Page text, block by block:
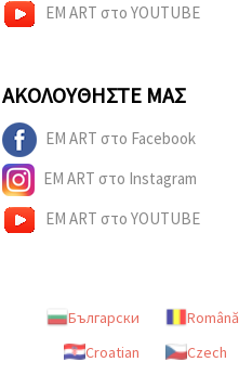
EM ART στο YOUTUBE
ΑΚΟΛΟΥΘΉΣΤΕ ΜΑΣ
EM ART στο Facebook
EM ART στο Instagram
EM ART στο YOUTUBE
Български Română
Croatian
Czech